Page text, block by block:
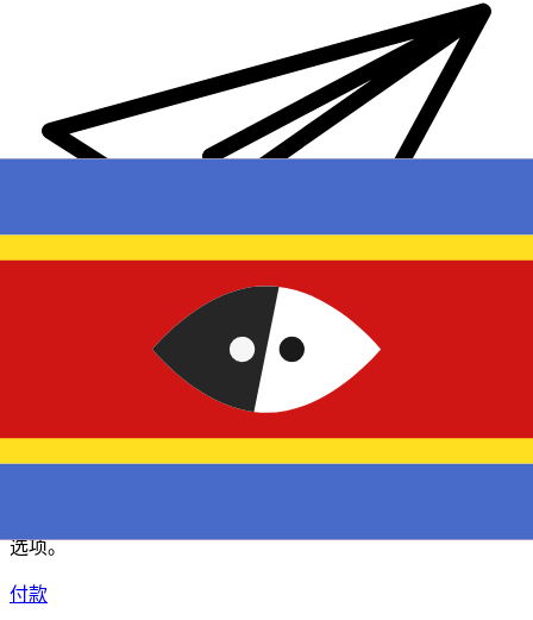
XE 国际汇款
选项。
付款